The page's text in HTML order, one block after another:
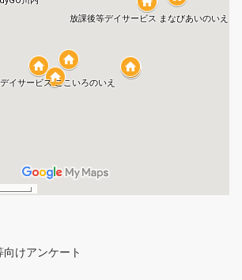
けアンケート